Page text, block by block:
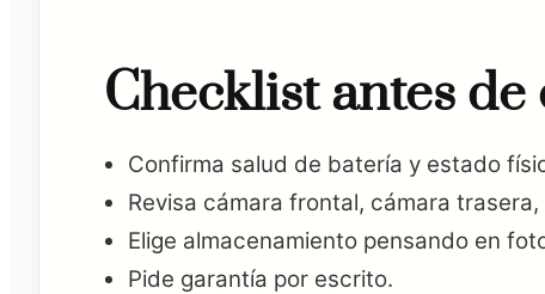
Checklist antes
Confirma salud de batería y estado
Revisa cámara frontal, cámara
Elige almacenamiento pensando en
Pide garantía por escrito.